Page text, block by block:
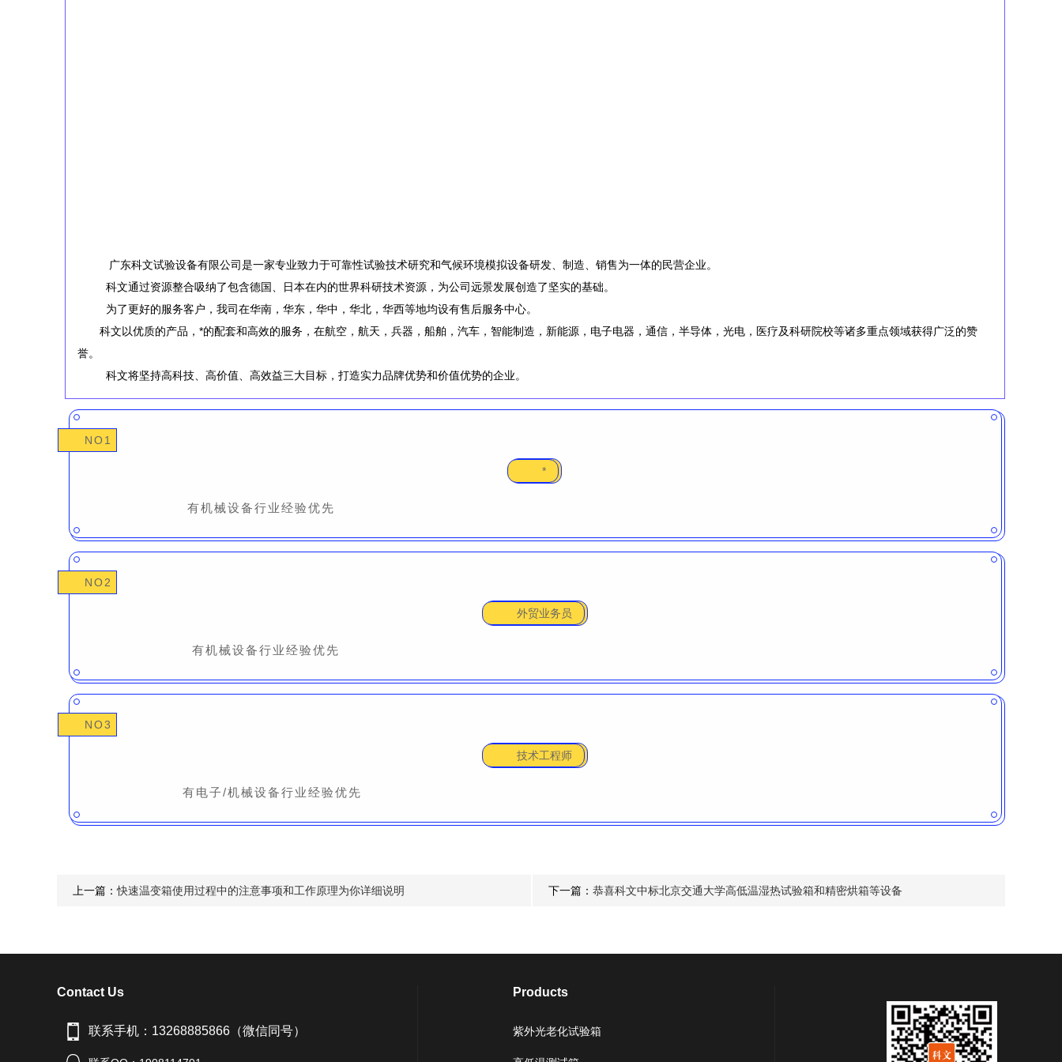
广东科文试验设备有限公司是一家专业致力于可靠性试验技术研究和气候环境模拟设备研发、制造、销售为一体的民营企业。
科文通过资源整合吸纳了包含德国、日本在内的世界科研技术资源，为公司远景发展创造了坚实的基础。
为了更好的服务客户，我司在华南，华东，华中，华北，华西等地均设有售后服务中心。
科文以优质的产品，*的配套和高效的服务，在航空，航天，兵器，船舶，汽车，智能制造，新能源，电子电器，通信，半导体，光电，医疗及科研院校等诸多重点领域获得广泛的赞
誉。
科文将坚持高科技、高价值、高效益三大目标，打造实力品牌优势和价值优势的企业。
NO1
*
有机械设备行业经验优先
NO2
外贸业务员
有机械设备行业经验优先
NO3
技术工程师
有电子/机械设备行业经验优先
上一篇：快速温变箱使用过程中的注意事项和工作原理为你详细说明 下一篇： 恭喜科文中标北京交通大学高低温湿热试验箱和精密烘箱等设备
Contact Us
联系手机：13268885866（微信同号）
Products
紫外光老化试验箱